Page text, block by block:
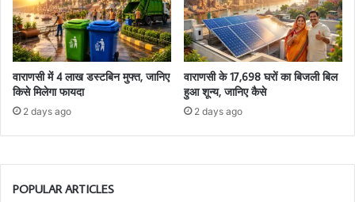
वाराणसी में 4 लाख डस्टबिन मुफ्त, जानिए
किसे मिलेगा फायदा
2 days ago
वाराणसी के 17,698 घरों का बिजली बिल
हुआ शून्य, जानिए कैसे
2 days ago
POPULAR ARTICLES